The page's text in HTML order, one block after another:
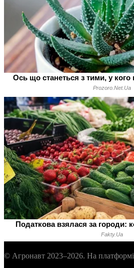
© Агронавт 2023–2026. На платформі